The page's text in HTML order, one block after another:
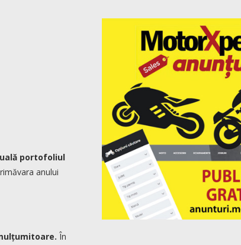
portofoliul
anului
În